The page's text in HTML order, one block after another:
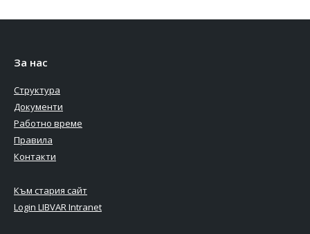
За нас
Структура
Документи
Работно време
Правила
Контакти
Към стария сайт
Login LIBVAR Intranet